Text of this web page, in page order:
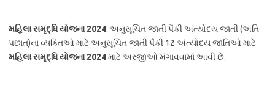
મહિલા સમૃદ્ધિ યોજના 2024: અનુસૂચિત જાતી પૈકી અંત્યોદય જાતી (અતિ
પછાત)ના વ્યક્તિઓ માટે અનુસૂચિત જાતી પૈકી 12 અંત્યોદય જાતિઓ માટે
મહિલા સમૃદ્ધિ યોજના 2024માટે અરજીઓ મંગાવવામાં આવી છે.